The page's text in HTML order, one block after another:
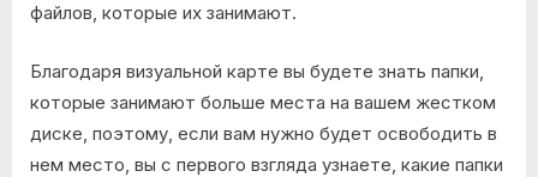
файлов, которые их занимают.
Благодаря визуальной карте вы будете знать папки,
которые занимают больше места на вашем жестком
диске, поэтому, если вам нужно будет освободить в
нем место, вы с первого взгляда узнаете, какие папки